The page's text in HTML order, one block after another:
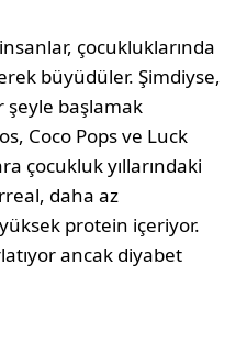
çocukluklarında
büyüdüler. Şimdiyse,
şeyle başlamak
Coco Pops ve Luck
çocukluk yıllarındaki
daha az
protein içeriyor.
ancak diyabet